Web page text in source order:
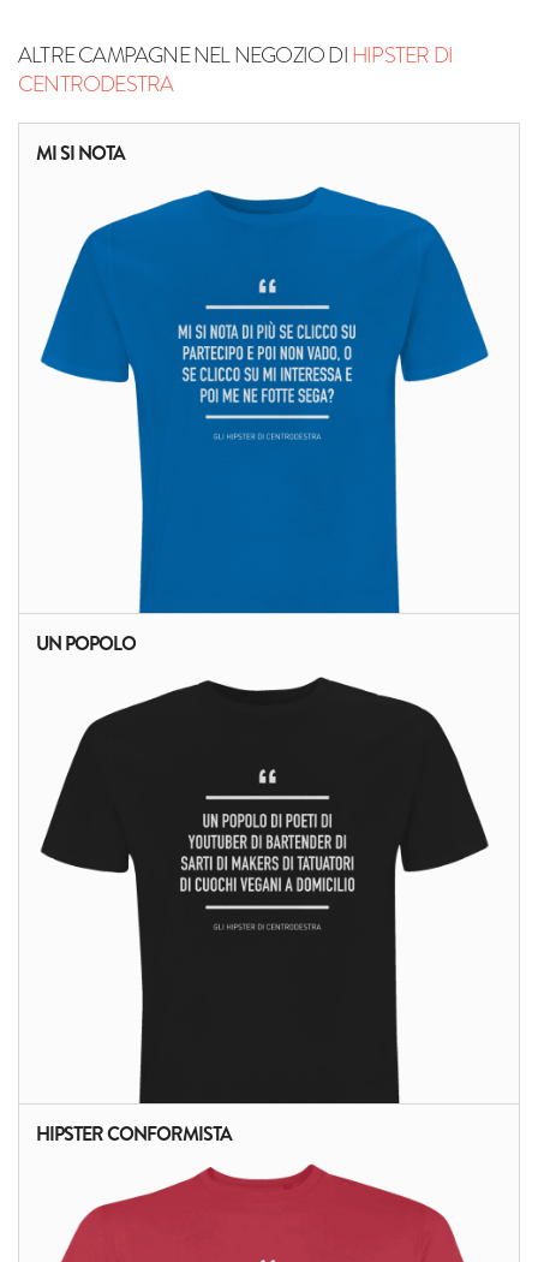
ALTRE CAMPAGNE NEL NEGOZIO DIHIPSTER DI
CENTRODESTRA
MI SI NOTA
ALTRI PRODOTTI:
UN POPOLO
ALTRI PRODOTTI:
HIPSTER CONFORMISTA